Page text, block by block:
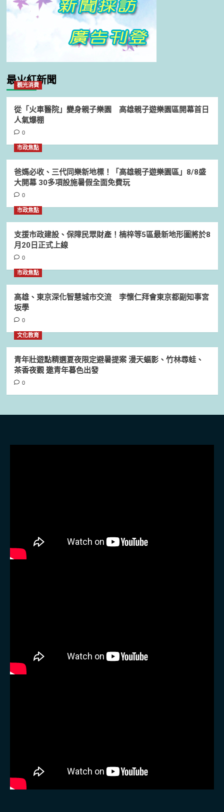
最火紅新聞
觀光消費
從「火車醫院」變身親子樂園 高雄親子遊樂園區開幕首日
人氣爆棚
0
市政焦點
爸媽必收、三代同樂新地標！「高雄親子遊樂園區」8/8盛
大開幕 30多項設施暑假全面免費玩
0
市政焦點
支援市政建設、保障民眾財產！楠梓等5區最新地形圖將於8
月20日正式上線
0
市政焦點
高雄、東京深化智慧城市交流 李懷仁拜會東京都副知事宮
坂學
0
文化教育
青年壯遊點精選夏夜限定避暑提案 漫天蝠影、竹林尋蛙、
茶香夜觀 邀青年暮色出發
0